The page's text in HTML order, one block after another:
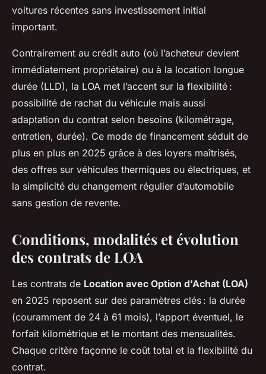
voitures récentes sans investissement initial
important.
Contrairement au crédit auto (où l’acheteur devient
immédiatement propriétaire) ou à la location longue
durée (LLD), la LOA met l’accent sur la flexibilité :
possibilité de rachat du véhicule mais aussi
adaptation du contrat selon besoins (kilométrage,
entretien, durée). Ce mode de financement séduit de
plus en plus en 2025 grâce à des loyers maîtrisés,
des offres sur véhicules thermiques ou électriques, et
la simplicité du changement régulier d’automobile
sans gestion de revente.
Conditions, modalités et évolution
des contrats de LOA
Les contrats de Location avec Option d'Achat (LOA)
en 2025 reposent sur des paramètres clés : la durée
(couramment de 24 à 61 mois), l’apport éventuel, le
forfait kilométrique et le montant des mensualités.
Chaque critère façonne le coût total et la flexibilité du
contrat.